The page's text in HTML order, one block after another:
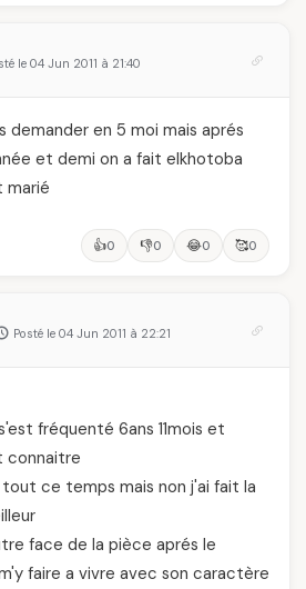
le 04 Jun 2011 à 21:40
demander en 5 moi mais aprés
et demi on a fait elkhotoba
marié
👍0 👎0 😂0 🥰0
Posté le 04 Jun 2011 à 22:21
fréquenté 6ans 11mois et
connaitre
ce temps mais non j'ai fait la
face de la pièce aprés le
faire a vivre avec son caractère